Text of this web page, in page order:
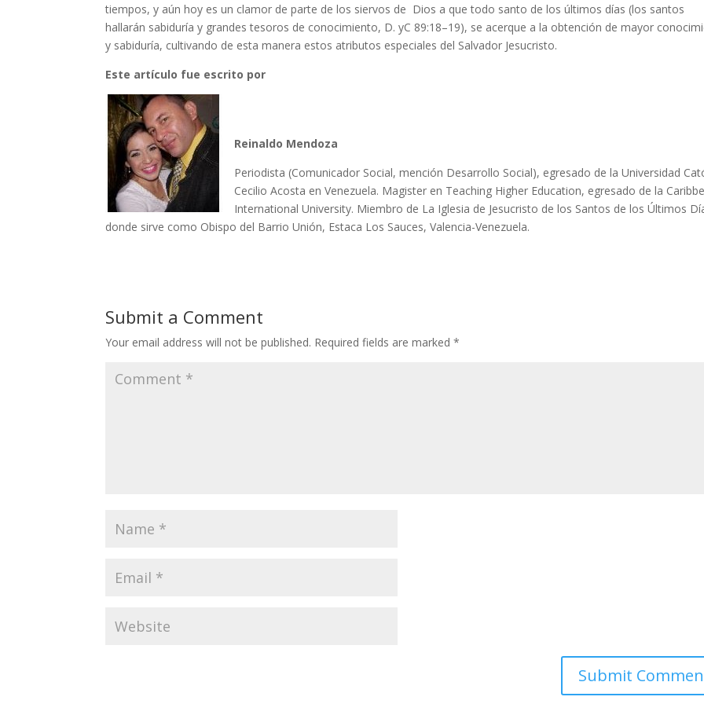
tiempos, y aún hoy es un clamor de parte de los siervos de Dios a que todo santo de los últimos días (los santos
hallarán sabiduría y grandes tesoros de conocimiento, D. yC 89:18–19), se acerque a la obtención de mayor
y sabiduría, cultivando de esta manera estos atributos especiales del Salvador Jesucristo.
Este artículo fue escrito por
Reinaldo Mendoza
Periodista (Comunicador Social, mención Desarrollo Social), egresado de la Universidad
Cecilio Acosta en Venezuela. Magister en Teaching Higher Education, egresado de la
International University. Miembro de La Iglesia de Jesucristo de los Santos de los Últimos
donde sirve como Obispo del Barrio Unión, Estaca Los Sauces, Valencia-Venezuela.
Submit a Comment
Your email address will not be published. Required fields are marked*